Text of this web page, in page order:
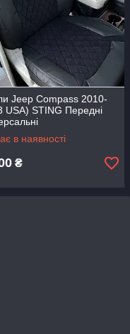
Jeep Compass 2010-
USA) STING Передні
в наявності
₴